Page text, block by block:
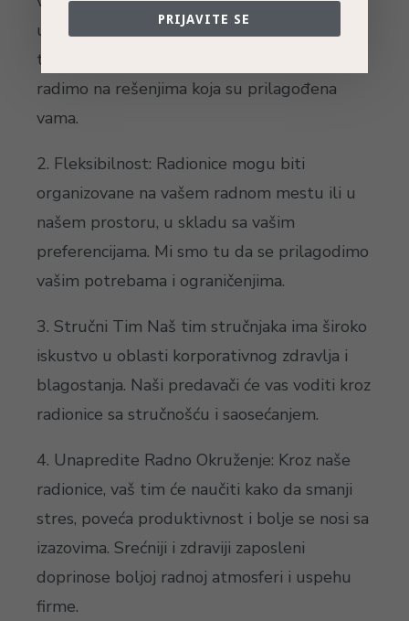
upravljanju stresom, fizičkom zdravlju ili
tehnikama za unapređenje produktivnosti,
radimo na rešenjima koja su prilagođena
vama.
2. Fleksibilnost: Radionice mogu biti
organizovane na vašem radnom mestu ili u
našem prostoru, u skladu sa vašim
preferencijama. Mi smo tu da se prilagodimo
vašim potrebama i ograničenjima.
3. Stručni Tim Naš tim stručnjaka ima široko
iskustvo u oblasti korporativnog zdravlja i
blagostanja. Naši predavači će vas voditi kroz
radionice sa stručnošću i saosećanjem.
4. Unapredite Radno Okruženje: Kroz naše
radionice, vaš tim će naučiti kako da smanji
stres, poveća produktivnost i bolje se nosi sa
izazovima. Srećniji i zdraviji zaposleni
doprinose boljoj radnoj atmosferi i uspehu
firme.
PRIJAVITE SE